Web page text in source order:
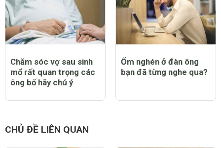
ông bố hãy chú ý